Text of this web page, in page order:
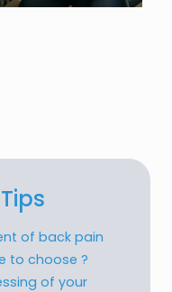
of back pain
to choose ?
of your